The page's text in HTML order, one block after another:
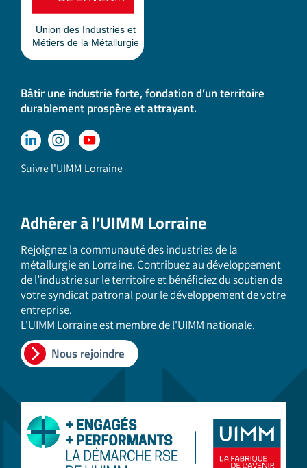
Bâtir une industrie forte, fondation d’un territoire
durablement prospère et attrayant.
Suivre l'UIMM Lorraine
Adhérer à l’UIMM Lorraine
Rejoignez la communauté des industries de la
métallurgie en Lorraine. Contribuez au développement
de l’industrie sur le territoire et bénéficiez du soutien de
votre syndicat patronal pour le développement de votre
entreprise.
L'UIMM Lorraine est membre de l'UIMM nationale.
Nous rejoindre